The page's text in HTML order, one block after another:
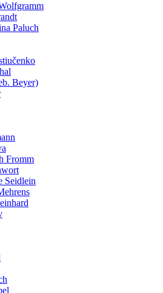
Paluch
Beyer)
Fromm
Seidlein